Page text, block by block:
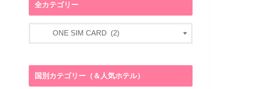
全カテゴリー
国別カテゴリー（＆人気ホテル）